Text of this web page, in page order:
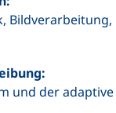
Bildverarbeitung,
und der